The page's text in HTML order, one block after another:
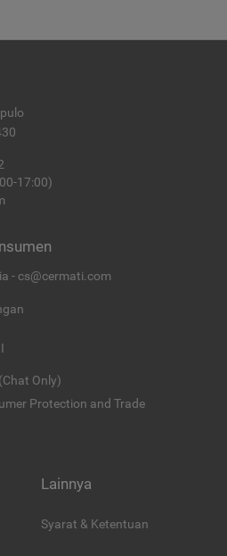
17:00)
- cs@cermati.com
Only)
Protection and Trade
Lainnya
Syarat & Ketentuan